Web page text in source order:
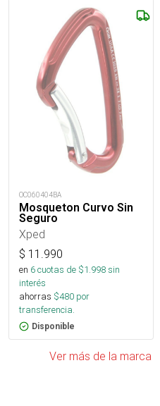
OC060404BA
Mosqueton Curvo Sin
Seguro
Xped
$ 11.990
en 6cuotas de $1.998sin
interés
ahorras $480 por
transferencia.
Disponible
Ver más de la marca